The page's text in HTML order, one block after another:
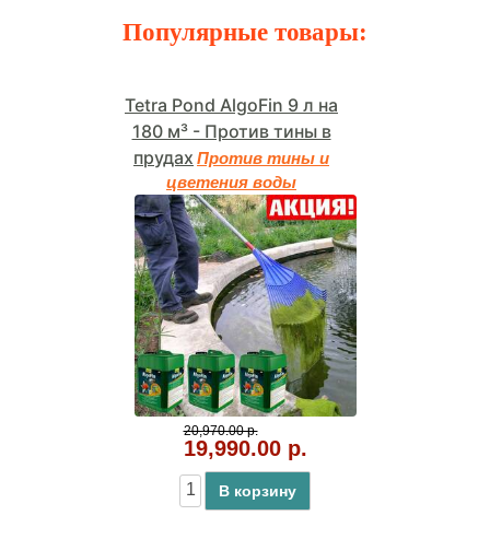
Популярные товары:
Tetra Pond AlgoFin 9 л на
180 м³ - Против тины в
прудах Против тины и
цветения воды
20,970.00 р.
19,990.00 р.
В корзину